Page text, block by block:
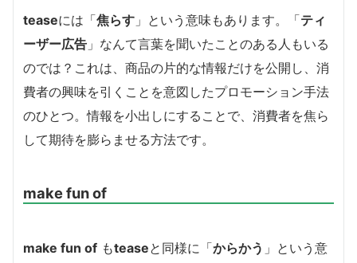
teaseには「焦らす 」という意味もあります。「ティ
ーザー広告 」なんて言葉を聞いたことのある人もいる
のでは？これは、商品の片的な情報だけを公開し、消
費者の興味を引くことを意図したプロモーション手法
のひとつ。情報を小出しにすることで、消費者を焦ら
して期待を膨らませる方法です。
make fun of
make fun of もteaseと同様に「からかう 」という意